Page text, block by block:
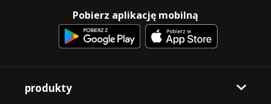
Pobierz aplikację mobilną
produkty